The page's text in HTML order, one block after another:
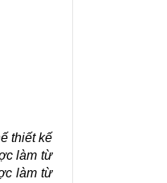
thiết kế
làm từ
làm từ